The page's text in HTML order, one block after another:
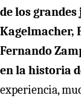
de los
Kagelmacher,
Fernando
en la historia
experiencia,